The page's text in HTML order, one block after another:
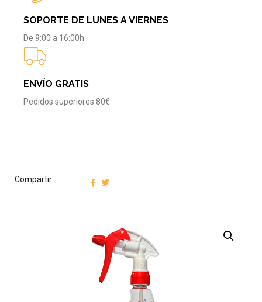
SOPORTE DE LUNES A VIERNES
De 9:00 a 16:00h
ENVÍO GRATIS
Pedidos superiores 80€
Compartir :